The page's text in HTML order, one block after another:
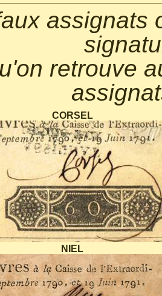
assignats
retrouve
CORSEL
NIEL